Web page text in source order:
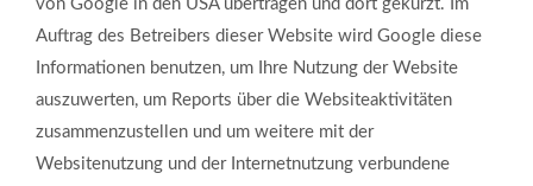
von Google in den USA übertragen und dort gekürzt. Im
Auftrag des Betreibers dieser Website wird Google diese
Informationen benutzen, um Ihre Nutzung der Website
auszuwerten, um Reports über die Websiteaktivitäten
zusammenzustellen und um weitere mit der
Websitenutzung und der Internetnutzung verbundene